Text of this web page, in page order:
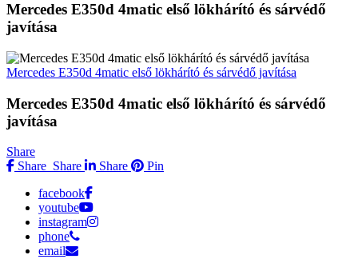
Mercedes E350d 4matic első lökhárító és sárvédő
javítása
Mercedes E350d 4matic első lökhárító és sárvédő javítása
Mercedes E350d 4matic első lökhárító és sárvédő
javítása
Share
Share Share Share
Pin
facebook
youtube
instagram
phone
email